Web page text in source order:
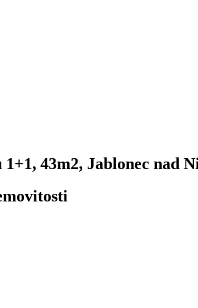
43m2, Jablonec nad